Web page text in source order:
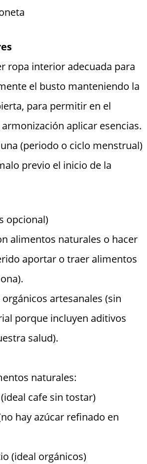
ropa interior adecuada para
el busto manteniendo la
para permitir en el
aplicar esencias.
(periodo o ciclo menstrual)
previo el inicio de la
opcional)
alimentos naturales o hacer
aportar o traer alimentos
artesanales (sin
porque incluyen aditivos
salud).
naturales:
cafe sin tostar)
hay azúcar refinado en
(ideal orgánicos)